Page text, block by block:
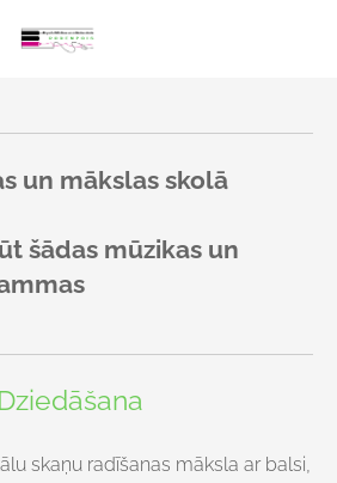
un mākslas skolā
šādas mūzikas un
Dziedāšana
skaņu radīšanas māksla ar balsi,